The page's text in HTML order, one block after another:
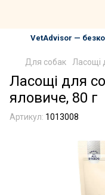
VetAdvisor —
Для собак Ласощі
Ласощі для
яловиче, 80 г
Артикул: 1013008